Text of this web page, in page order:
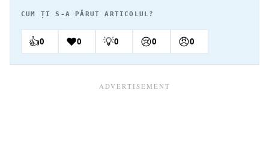
CUM ȚI S-A PĂRUT ARTICOLUL?
👍0 ❤️0 💡0 😢0 😠0